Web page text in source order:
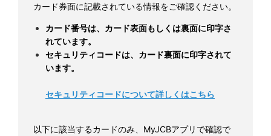
カード券面に記載されている情報をご確認ください。
カード番号は、カード表面もしくは裏面に印字さ
れています。
セキュリティコードは、カード裏面に印字されて
います。
セキュリティコードについて詳しくはこちら
以下に該当するカードのみ、MyJCBアプリで確認で